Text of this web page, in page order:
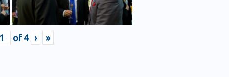
of 4 › »